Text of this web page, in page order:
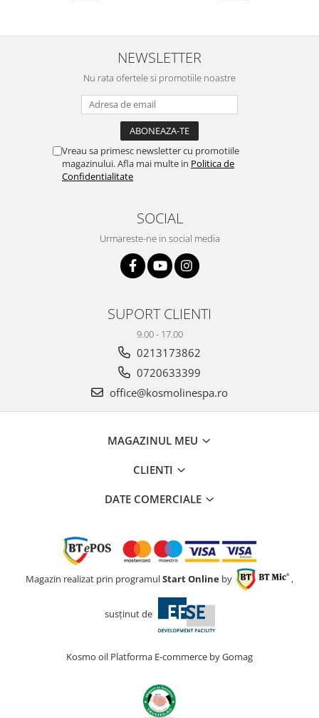
NEWSLETTER
Nu rata ofertele si promotiile noastre
Vreau sa primesc newsletter cu promotiile
magazinului. Afla mai multe in Politica de
Confidentialitate
SOCIAL
Urmareste-ne in social media
SUPORT CLIENTI
9.00 - 17.00
0213173862
0720633399
office@kosmolinespa.ro
MAGAZINUL MEU
CLIENTI
DATE COMERCIALE
Magazin realizat prin programulStart Online by ,
susținut de
Kosmo oil Platforma E-commerce by Gomag